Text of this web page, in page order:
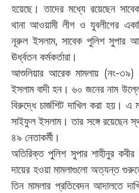
হয়েছে। তাদের মধ্যে রয়েছেন
থানা আওয়ামী লীগ ও যুবলীগের
নূরুল ইসলাম, সাবেক পুলিশ সুপার
ঊর্ধ্বতন কর্মকর্তারা।
আশুলিয়ার আরেক মামলায় (নং-
ইসলাম বাদী হন। ৬০ জনের নাম
বিরুদ্ধে চার্জশিট দাখিল করা হয়। এ
সাইফুল ইসলাম। তার সঙ্গে রয়েছেন
৪৯ নেতাকর্মী।
অতিরিক্ত পুলিশ সুপার শাহীনুর
দায়ের হওয়া মামলাগুলো অত্যন্ত
তিন মামলার প্রতিবেদন আদালতে